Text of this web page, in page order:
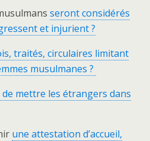
seront considérés
et injurient ?
traités, circulaires limitant
musulmanes ?
mettre les étrangers dans
une attestation d’accueil,